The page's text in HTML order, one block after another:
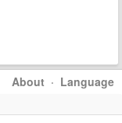
About · Language